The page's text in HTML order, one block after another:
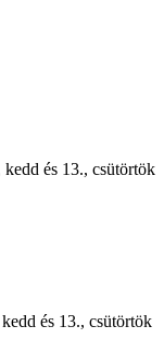
kedd és 13., csütörtök
és 13., csütörtök